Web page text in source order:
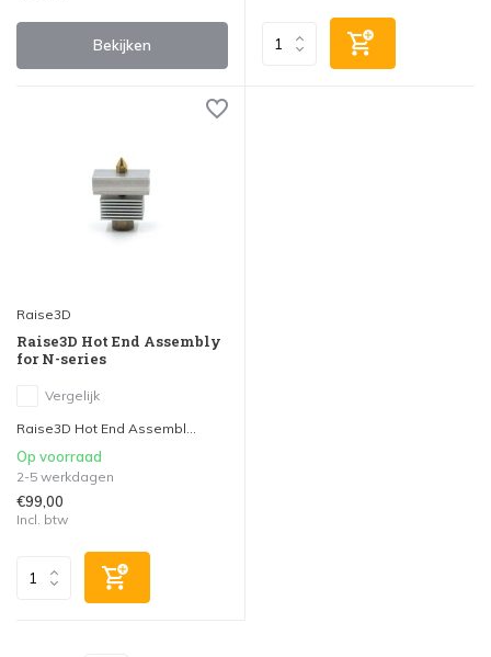
Bekijken
Raise3D
Raise3D Hot End Assembly
for N-series
Vergelijk
Raise3D Hot End Assembl...
Op voorraad
2-5 werkdagen
€99,00
Incl. btw